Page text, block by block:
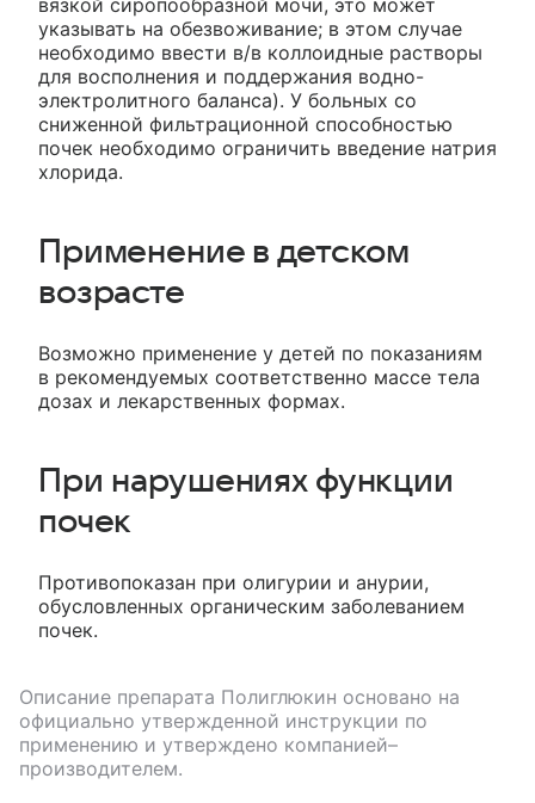
вязкой сиропообразной мочи, это может
указывать на обезвоживание; в этом случае
необходимо ввести в/в коллоидные растворы
для восполнения и поддержания водно-
электролитного баланса). У больных со
сниженной фильтрационной способностью
почек необходимо ограничить введение натрия
хлорида.
Применение в детском
возрасте
Возможно применение у детей по показаниям
в рекомендуемых соответственно массе тела
дозах и лекарственных формах.
При нарушениях функции
почек
Противопоказан при олигурии и анурии,
обусловленных органическим заболеванием
почек.
Описание препарата Полиглюкин основано на
официально утвержденной инструкции по
применению и утверждено компанией–
производителем.